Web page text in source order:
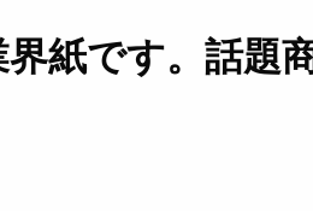
紙です。話題